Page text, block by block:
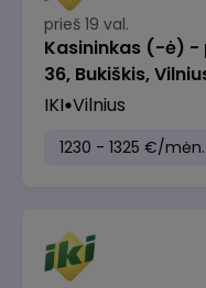
prieš 19 val.
Kasininkas (-ė) -
36, Bukiškis,
IKI Vilnius
1230 - 1325 €/mėn.